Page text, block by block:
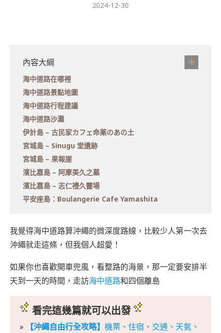
2024-12-30
內容大綱
海中道路在哪裡
海中道路景點地圖
海中道路行程建議
海中道路沙灘
伊計島 – 古民家カフェ命薬のあの土
宮城島 – Sinugu 堂遺跡
宮城島 – 果報崖
濱比嘉島 – 阿摩美久之墓
濱比嘉島 – 志仁禮久靈場
平安座島：Boulangerie Cafe Yamashita
我覺得海中道路算沖繩的微深度路線，比較少人第一次去
沖繩就走這條，但我個人超愛！
如果你也喜歡開車兜風，看整路的海景，那一定要安排半
天到一天的時間，走訪海中道路和四個離島
看完這幾篇就可以出發
» 【沖繩自由行全攻略】 機票、住宿、交通、天氣、